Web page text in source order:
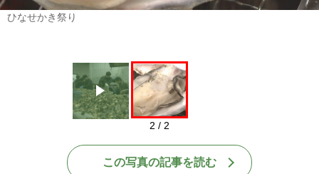
ひなせかき祭り
2 / 2
この写真の記事を読む